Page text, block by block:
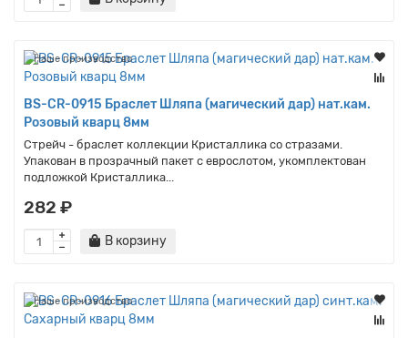
Наше производство
BS-CR-0915 Браслет Шляпа (магический дар) нат.кам.
Розовый кварц 8мм
Стрейч - браслет коллекции Кристаллика со стразами.
Упакован в прозрачный пакет с еврослотом, укомплектован
подложкой Кристаллика...
282 ₽
В корзину
Наше производство